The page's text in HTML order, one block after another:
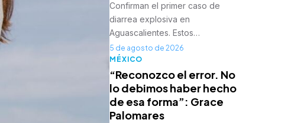
Confirman el primer caso de
diarrea explosiva en
Aguascalientes. Estos…
5 de agosto de 2026
MÉXICO
“Reconozco el error. No
lo debimos haber hecho
de esa forma”: Grace
Palomares